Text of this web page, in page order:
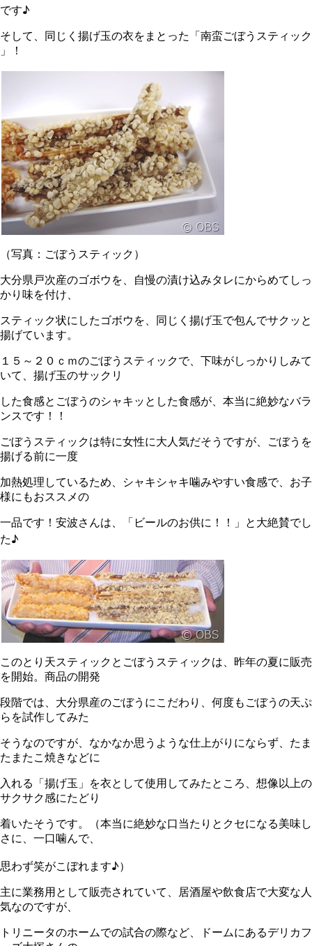
です♪
そして、同じく揚げ玉の衣をまとった「南蛮ごぼうスティック
」！
（写真：ごぼうスティック）
大分県戸次産のゴボウを、自慢の漬け込みタレにからめてしっ
かり味を付け、
スティック状にしたゴボウを、同じく揚げ玉で包んでサクッと
揚げています。
１５～２０ｃｍのごぼうスティックで、下味がしっかりしみて
いて、揚げ玉のサックリ
した食感とごぼうのシャキッとした食感が、本当に絶妙なバラ
ンスです！！
ごぼうスティックは特に女性に大人気だそうですが、ごぼうを
揚げる前に一度
加熱処理しているため、シャキシャキ噛みやすい食感で、お子
様にもおススメの
一品です！安波さんは、「ビールのお供に！！」と大絶賛でし
た♪
このとり天スティックとごぼうスティックは、昨年の夏に販売
を開始。商品の開発
段階では、大分県産のごぼうにこだわり、何度もごぼうの天ぷ
らを試作してみた
そうなのですが、なかなか思うような仕上がりにならず、たま
たまたこ焼きなどに
入れる「揚げ玉」を衣として使用してみたところ、想像以上の
サクサク感にたどり
着いたそうです。（本当に絶妙な口当たりとクセになる美味し
さに、一口噛んで、
思わず笑がこぼれます♪）
主に業務用として販売されていて、居酒屋や飲食店で大変な人
気なのですが、
トリニータのホームでの試合の際など、ドームにあるデリカフ